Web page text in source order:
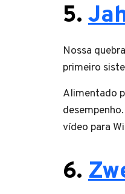
5.
Nossa
primeiro
Alimentado
vídeo para
6.